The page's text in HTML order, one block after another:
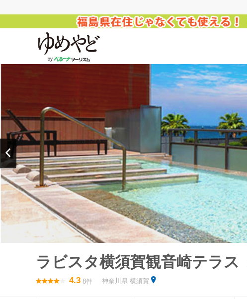
ラビスタ横須賀観音崎テラス
4.3 8件 神奈川県 横須賀